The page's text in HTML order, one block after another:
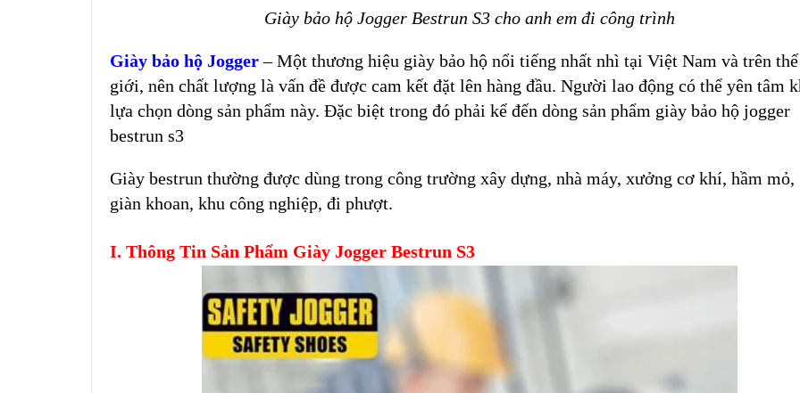
Giày bảo hộ Jogger Bestrun S3 cho anh em đi công trình
Giày bảo hộ Jogger – Một thương hiệu giày bảo hộ nổi tiếng nhất nhì tại Việt Nam và trên thế
giới, nên chất lượng là vấn đề được cam kết đặt lên hàng đầu. Người lao động có thể yên tâm
lựa chọn dòng sản phẩm này. Đặc biệt trong đó phải kể đến dòng sản phẩm giày bảo hộ jogger
bestrun s3
Giày bestrun thường được dùng trong công trường xây dựng, nhà máy, xưởng cơ khí, hầm mỏ,
giàn khoan, khu công nghiệp, đi phượt.
I. Thông Tin Sản Phẩm Giày Jogger Bestrun S3